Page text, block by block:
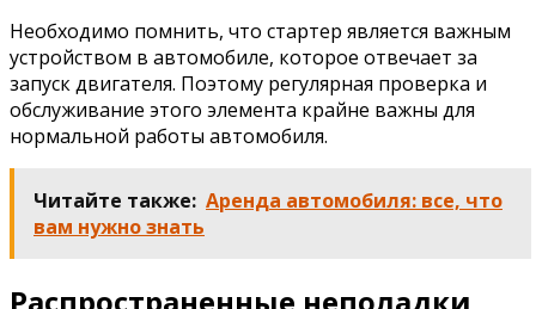
Необходимо помнить, что стартер является важным
устройством в автомобиле, которое отвечает за
запуск двигателя. Поэтому регулярная проверка и
обслуживание этого элемента крайне важны для
нормальной работы автомобиля.
Читайте также: Аренда автомобиля: все, что
вам нужно знать